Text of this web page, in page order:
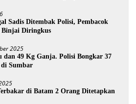
Sadis Ditembak Polisi, Pembacok
Binjai Diringkus
2025
dan 49 Kg Ganja. Polisi Bongkar 37
di Sumbar
di Batam 2 Orang Ditetapkan